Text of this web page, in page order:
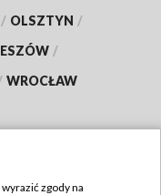
/ OLSZTYN /
/
WROCŁAW
zgody na